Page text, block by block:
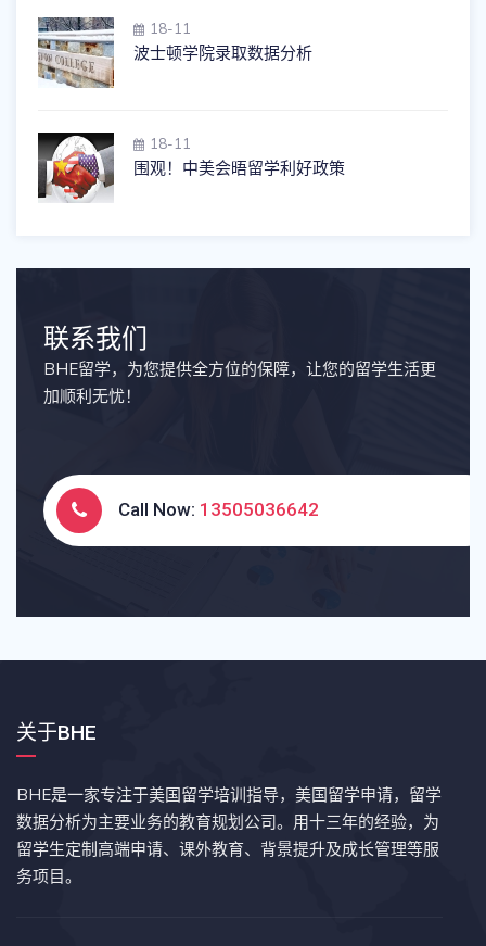
18-11
波士顿学院录取数据分析
18-11
围观！中美会晤留学利好政策
联系我们
BHE留学，为您提供全方位的保障，让您的留学生活更
加顺利无忧！
Call Now: 13505036642
关于BHE
BHE是一家专注于美国留学培训指导，美国留学申请，留学
数据分析为主要业务的教育规划公司。用十三年的经验，为
留学生定制高端申请、课外教育、背景提升及成长管理等服
务项目。